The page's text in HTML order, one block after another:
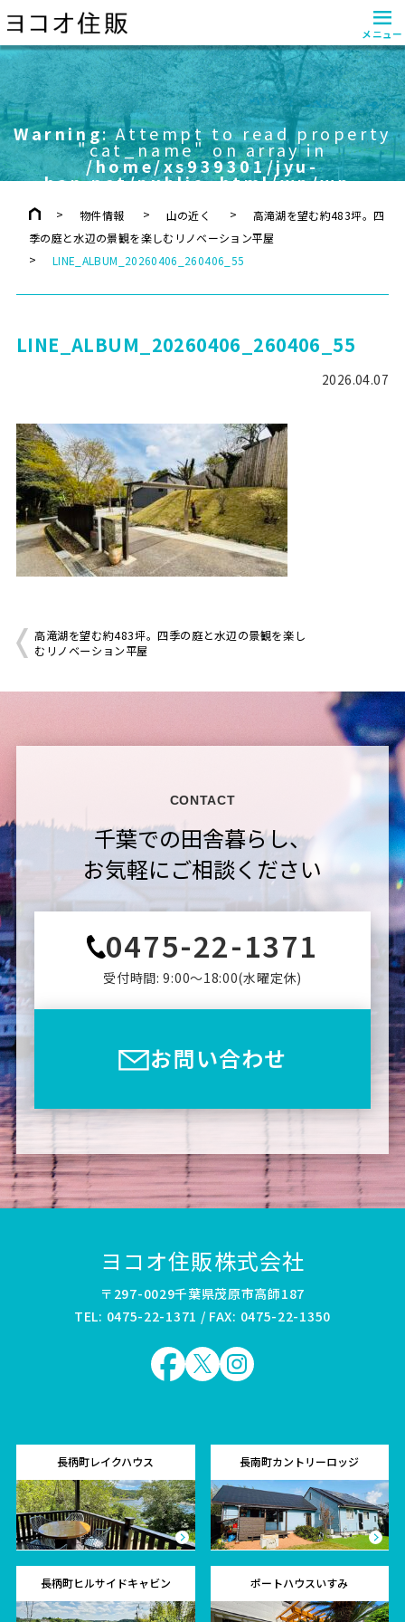
≡
メニュー
Warning: Attempt to read property
"cat_name" on array in
/home/xs939301/jyu-
han.net/public_html/wp/wp-
on line 757
物件情報 山の近く
高滝湖を望む約483坪。四
季の庭と水辺の景観を楽しむリノベーション平屋
LINE_ALBUM_20260406_260406_55
LINE_ALBUM_20260406_260406_55
2026.04.07
高滝湖を望む約483坪。四季の庭と水辺の景観を楽し
むリノベーション平屋
CONTACT
千葉での田舎暮らし、
お気軽にご相談ください
0475-22-1371
受付時間: 9:00〜18:00(⽔曜定休)
お問い合わせ
ヨコオ住販株式会社
〒297-0029千葉県茂原市高師187
TEL: 0475-22-1371 / FAX: 0475-22-1350
長柄町レイクハウス 長南町カントリーロッジ
長柄町ヒルサイドキャビン ポートハウスいすみ